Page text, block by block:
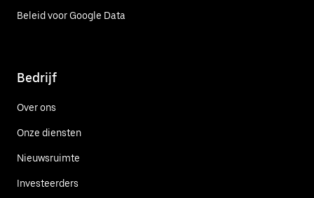
Beleid voor Google Data
Bedrijf
Over ons
Onze diensten
Nieuwsruimte
Investeerders